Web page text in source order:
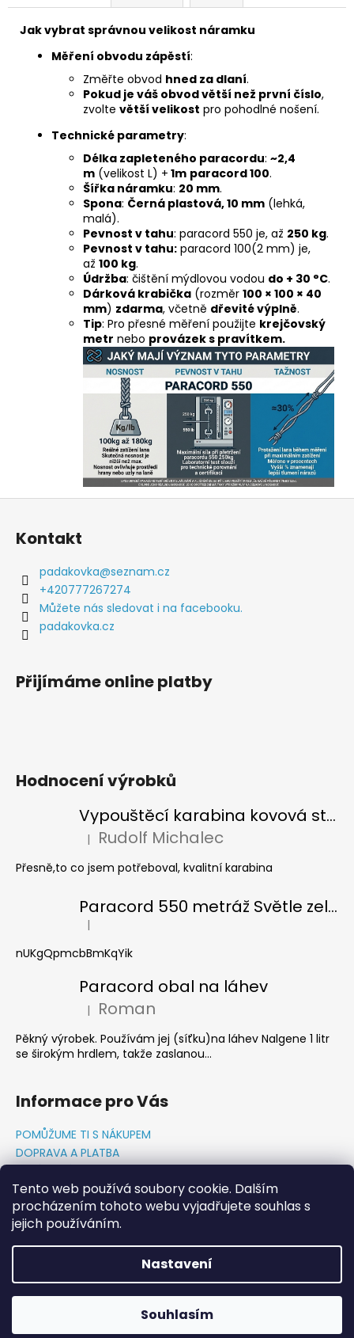
Tento web používá soubory cookie. Dalším
procházením tohoto webu vyjadřujete souhlas s
jejich používáním.
Nastavení
Souhlasím
Jak vybrat správnou velikost náramku
Měření obvodu zápěstí:
Změřte obvod hned za dlaní.
Pokud je váš obvod větší než první číslo,
zvolte větší velikost pro pohodlné nošení.
Technické parametry:
Délka zapleteného paracordu: ~2,4
m (velikost L) + 1m paracord 100.
Šířka náramku: 20 mm.
Spona: Černá plastová, 10 mm (lehká,
malá).
Pevnost v tahu: paracord 550 je, až 250 kg.
Pevnost v tahu: paracord 100(2 mm) je,
až 100 kg.
Údržba: čištění mýdlovou vodou do + 30 °C.
Dárková krabička (rozměr 100 × 100 × 40
mm) zdarma, včetně dřevité výplně.
Tip: Pro přesné měření použijte krejčovský
metr nebo provázek s pravítkem.
Z
Kontakt
padakovka@seznam.cz
+420777267274
Můžete nás sledovat i na facebooku.
padakovka.cz
Přijímáme online platby
Hodnocení výrobků
Vypouštěcí karabina kovová stříbrná
Hodnocení produktu je 5 z 5 hvězdiček.
| Rudolf Michalec
Přesně,to co jsem potřeboval, kvalitní karabina
Paracord 550 metráž Světle zelená
Hodnocení produktu je 5 z 5 hvězdiček.
|
nUKgQpmcbBmKqYik
Paracord obal na láhev
Hodnocení produktu je 5 z 5 hvězdiček.
| Roman
Pěkný výrobek. Používám jej (síťku)na láhev Nalgene 1 litr
se širokým hrdlem, takže zaslanou...
Informace pro Vás
POMŮŽUME TI S NÁKUPEM
DOPRAVA A PLATBA
GDPR PODMÍNKY
Napište nám
KONTAKTY
Copyright 2026PADAKOVKA.CZ. Všechna práva
vyhrazena.